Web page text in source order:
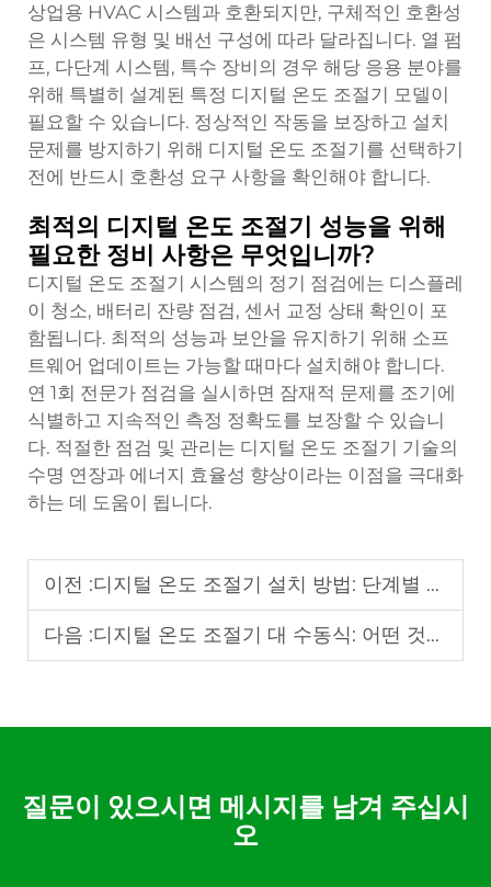
상업용 HVAC 시스템과 호환되지만, 구체적인 호환성
은 시스템 유형 및 배선 구성에 따라 달라집니다. 열 펌
프, 다단계 시스템, 특수 장비의 경우 해당 응용 분야를
위해 특별히 설계된 특정 디지털 온도 조절기 모델이
필요할 수 있습니다. 정상적인 작동을 보장하고 설치
문제를 방지하기 위해 디지털 온도 조절기를 선택하기
전에 반드시 호환성 요구 사항을 확인해야 합니다.
최적의 디지털 온도 조절기 성능을 위해
필요한 정비 사항은 무엇입니까?
디지털 온도 조절기 시스템의 정기 점검에는 디스플레
이 청소, 배터리 잔량 점검, 센서 교정 상태 확인이 포
함됩니다. 최적의 성능과 보안을 유지하기 위해 소프
트웨어 업데이트는 가능할 때마다 설치해야 합니다.
연 1회 전문가 점검을 실시하면 잠재적 문제를 조기에
식별하고 지속적인 측정 정확도를 보장할 수 있습니
다. 적절한 점검 및 관리는 디지털 온도 조절기 기술의
수명 연장과 에너지 효율성 향상이라는 이점을 극대화
하는 데 도움이 됩니다.
이전 :디지털 온도 조절기 설치 방법: 단계별 가이드
다음 :디지털 온도 조절기 대 수동식: 어떤 것을 선택해야 할까요?
질문이 있으시면 메시지를 남겨 주십시
오